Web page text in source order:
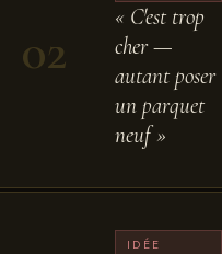
02
« C'est trop
cher —
autant poser
un parquet
neuf »
IDÉE